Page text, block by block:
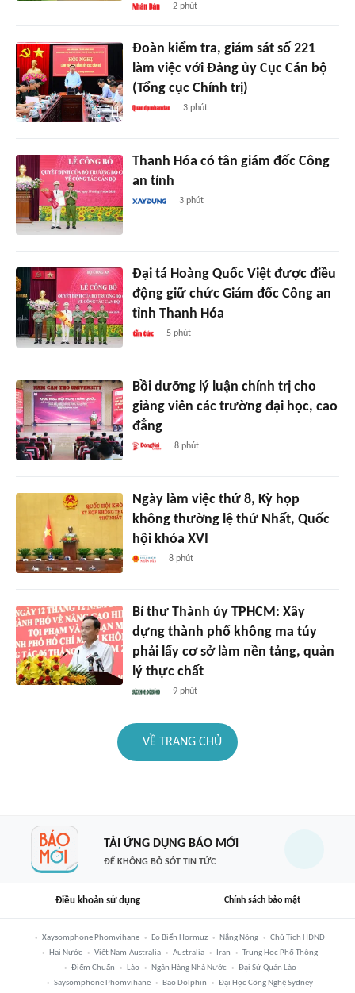
2 phút
Đoàn kiểm tra, giám sát số 221
làm việc với Đảng ủy Cục Cán bộ
(Tổng cục Chính trị)
3 phút
Thanh Hóa có tân giám đốc Công
an tỉnh
3 phút
Đại tá Hoàng Quốc Việt được điều
động giữ chức Giám đốc Công an
tỉnh Thanh Hóa
5 phút
Bồi dưỡng lý luận chính trị cho
giảng viên các trường đại học, cao
đẳng
8 phút
Ngày làm việc thứ 8, Kỳ họp
không thường lệ thứ Nhất, Quốc
hội khóa XVI
8 phút
Bí thư Thành ủy TPHCM: Xây
dựng thành phố không ma túy
phải lấy cơ sở làm nền tảng, quản
lý thực chất
9 phút
VỀ TRANG CHỦ
TẢI ỨNG DỤNG BÁO MỚI
ĐỂ KHÔNG BỎ SÓT TIN TỨC
Điều khoản sử dụng Chính sách bảo mật
Xaysomphone Phomvihane Eo Biển Hormuz Nắng Nóng
Chủ Tịch HĐND
Hai Nước
Việt Nam-Australia Australia Iran
Trung Học Phổ Thông
Điểm Chuẩn
Lào Ngân Hàng Nhà Nước
Đại Sứ Quán Lào
Saysomphone Phomvihane
Bão Dolphin
Đại Học Công Nghệ Sydney